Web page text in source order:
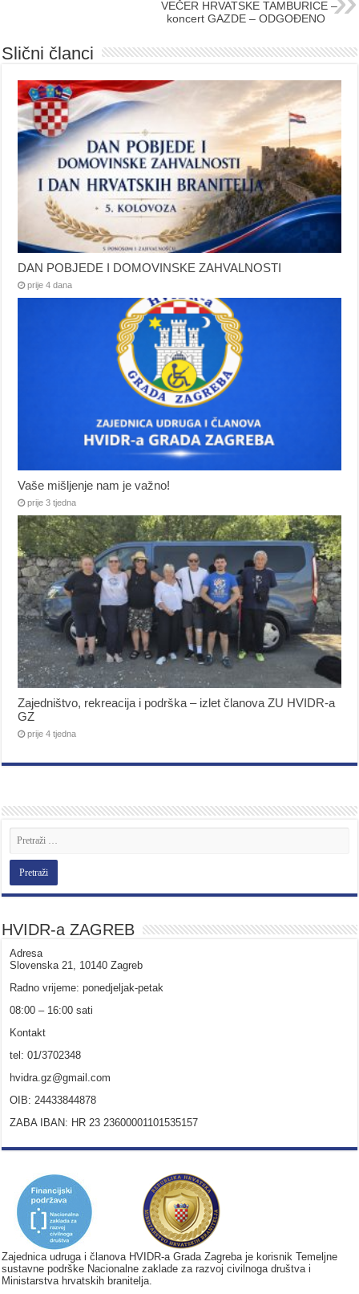
VEČER HRVATSKE TAMBURICE –
koncert GAZDE – ODGOĐENO
Slični članci
DAN POBJEDE I DOMOVINSKE ZAHVALNOSTI
prije 4 dana
Vaše mišljenje nam je važno!
prije 3 tjedna
Zajedništvo, rekreacija i podrška – izlet članova ZU HVIDR-a
GZ
prije 4 tjedna
HVIDR-a ZAGREB
Adresa
Slovenska 21, 10140 Zagreb
Radno vrijeme: ponedjeljak-petak
08:00 – 16:00 sati
Kontakt
tel: 01/3702348
hvidra.gz@gmail.com
OIB: 24433844878
ZABA IBAN: HR 23 23600001101535157
Zajednica udruga i članova HVIDR-a Grada Zagreba je korisnik Temeljne
sustavne podrške Nacionalne zaklade za razvoj civilnoga društva i
Ministarstva hrvatskih branitelja.